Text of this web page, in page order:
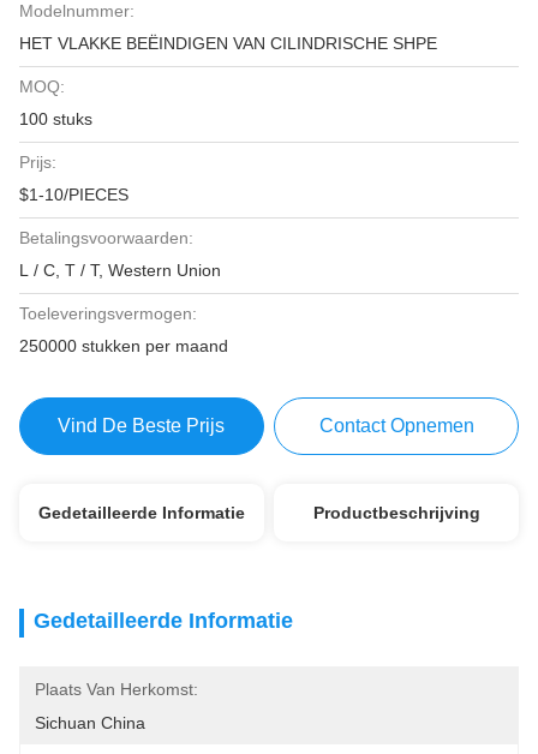
Modelnummer:
HET VLAKKE BEËINDIGEN VAN CILINDRISCHE SHPE
MOQ:
100 stuks
Prijs:
$1-10/PIECES
Betalingsvoorwaarden:
L / C, T / T, Western Union
Toeleveringsvermogen:
250000 stukken per maand
Vind De Beste Prijs Contact Opnemen
Gedetailleerde Informatie Productbeschrijving
Gedetailleerde Informatie
Plaats Van Herkomst:
Sichuan China